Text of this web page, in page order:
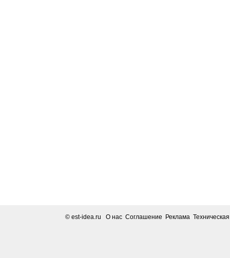
© est-idea.ru О нас Соглашение Реклама